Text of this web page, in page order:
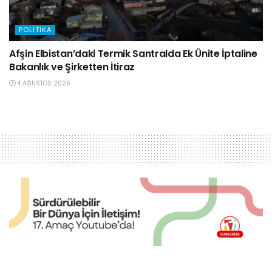
POLITIKA
Afşin Elbistan’daki Termik Santralda Ek Ünite İptaline
Bakanlık ve Şirketten İtiraz
4 AĞUSTOS 2026